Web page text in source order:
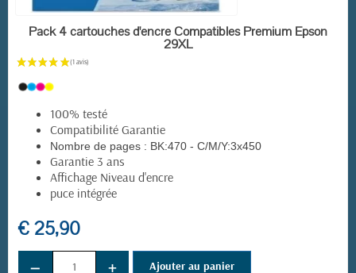
EN STOCK
Pack 4 cartouches d'encre Compatibles Premium Epson
29XL
100% testé
Compatibilité Garantie
Nombre de pages : BK:470 - C/M/Y:3x450
Garantie 3 ans
Affichage Niveau d'encre
puce intégrée
€ 25,90
− + Ajouter au panier